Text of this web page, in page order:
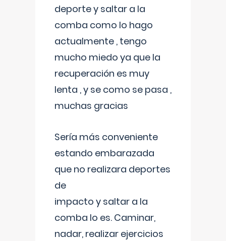
deporte y saltar a la
comba como lo hago
actualmente , tengo
mucho miedo ya que la
recuperación es muy
lenta , y se como se pasa ,
muchas gracias
Sería más conveniente
estando embarazada
que no realizara deportes
de
impacto y saltar a la
comba lo es. Caminar,
nadar, realizar ejercicios